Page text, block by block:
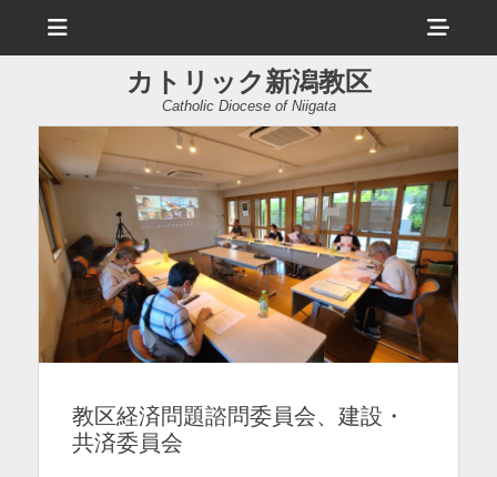
ュ
ヘ
ッ
ー
サ
イ
ド
バ
ー
カトリック新潟教区
Catholic Diocese of Niigata
教区経済問題諮問委員会、建設・
共済委員会